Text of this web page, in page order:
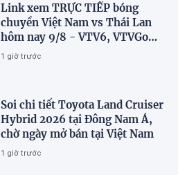
Link xem TRỰC TIẾP bóng
chuyền Việt Nam vs Thái Lan
hôm nay 9/8 - VTV6, VTVGo
trực tiếp SEA V.Cup 2026 mới
1 giờ trước
Soi chi tiết Toyota Land Cruiser
Hybrid 2026 tại Đông Nam Á,
chờ ngày mở bán tại Việt Nam
1 giờ trước